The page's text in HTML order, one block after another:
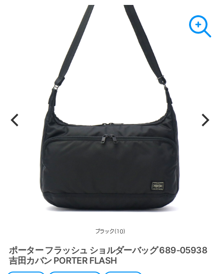
ブラック(10)
ポーター フラッシュ ショルダーバッグ 689-05938
吉田カバン PORTER FLASH